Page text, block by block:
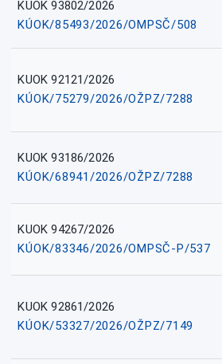
KUOK 93802/2026
KÚOK/85493/2026/OMPSČ/508
KUOK 92121/2026
KÚOK/75279/2026/OŽPZ/7288
KUOK 93186/2026
KÚOK/68941/2026/OŽPZ/7288
KUOK 94267/2026
KÚOK/83346/2026/OMPSČ-P/537
KUOK 92861/2026
KÚOK/53327/2026/OŽPZ/7149